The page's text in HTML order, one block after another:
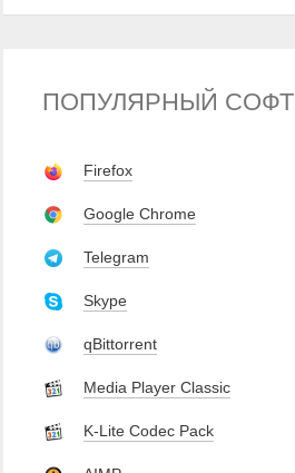
ПОПУЛЯРНЫЙ СОФТ
Firefox
Google Chrome
Telegram
Skype
qBittorrent
Media Player Classic
K-Lite Codec Pack